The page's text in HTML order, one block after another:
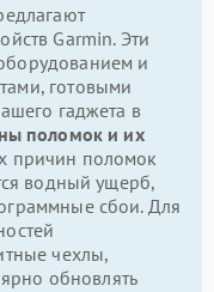
Garmin. Эти
и
готовыми
гаджета в
поломок и их
причин поломок
водный ущерб,
сбои. Для
чехлы,
обновлять